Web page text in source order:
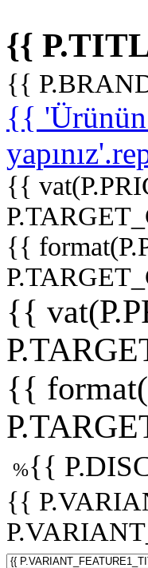
{{
{{
{{
{{
{{
{{
{{
%{{
{{